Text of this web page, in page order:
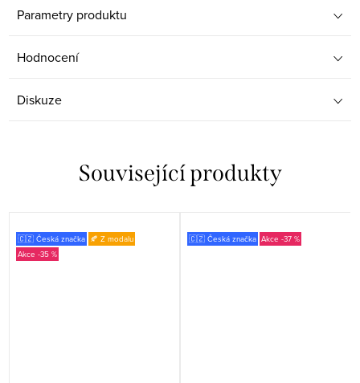
Parametry produktu
Hodnocení
Diskuze
Související produkty
🇨🇿 Česká značka 🍂 Z modalu
-35 %
🇨🇿 Česká značka -37 %